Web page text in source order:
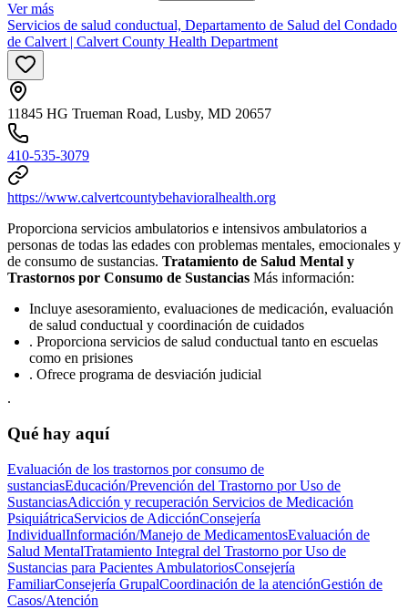
Ver más
Servicios de salud conductual, Departamento de Salud del Condado
de Calvert | Calvert County Health Department
11845 HG Trueman Road, Lusby, MD 20657
410-535-3079
https://www.calvertcountybehavioralhealth.org
Proporciona servicios ambulatorios e intensivos ambulatorios a
personas de todas las edades con problemas mentales, emocionales y
de consumo de sustancias. Tratamiento de Salud Mental y
Trastornos por Consumo de Sustancias Más información:
Incluye asesoramiento, evaluaciones de medicación, evaluación
de salud conductual y coordinación de cuidados
. Proporciona servicios de salud conductual tanto en escuelas
como en prisiones
. Ofrece programa de desviación judicial
.
Qué hay aquí
Evaluación de los trastornos por consumo de
sustanciasEducación/Prevención del Trastorno por Uso de
SustanciasAdicción y recuperación Servicios de Medicación
PsiquiátricaServicios de AdicciónConsejería
IndividualInformación/Manejo de MedicamentosEvaluación de
Salud MentalTratamiento Integral del Trastorno por Uso de
Sustancias para Pacientes AmbulatoriosConsejería
FamiliarConsejería GrupalCoordinación de la atenciónGestión de
Casos/Atención